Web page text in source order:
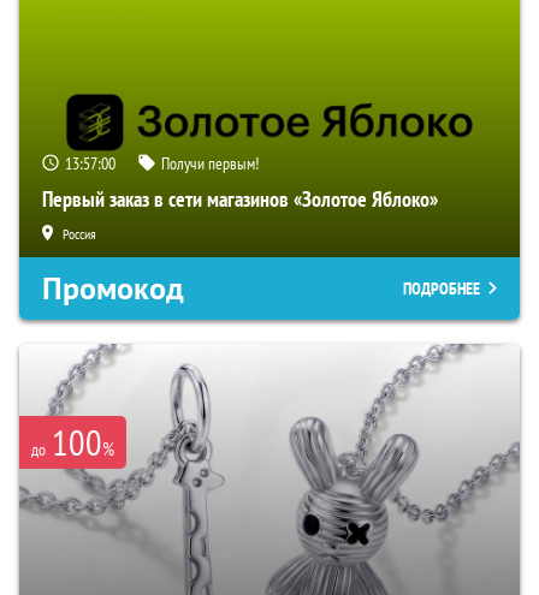
13:56:59 Получи первым!
Первый заказ в сети магазинов «Золотое Яблоко»
Россия
Промокод ПОДРОБНЕЕ
до 100%